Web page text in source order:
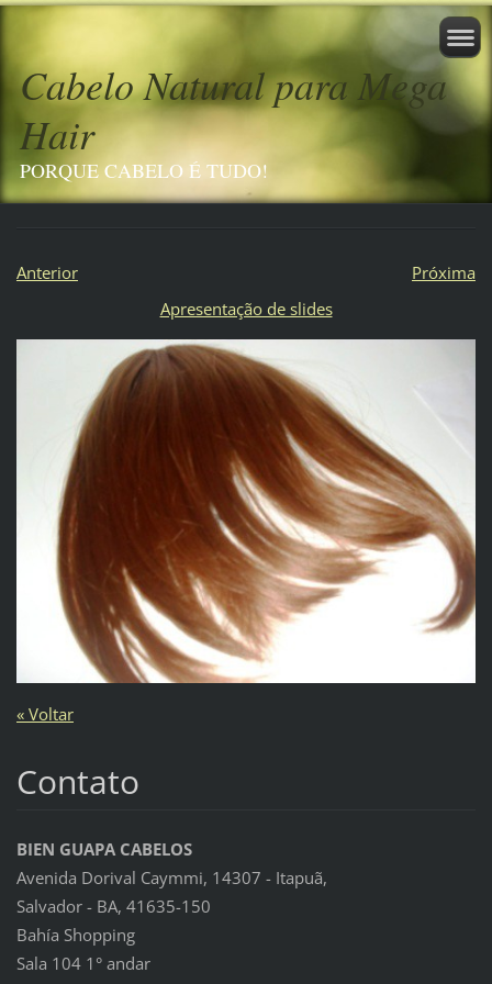
Cabelo Natural para Mega
Hair
PORQUE CABELO É TUDO!
Anterior
Próxima
Apresentação de slides
« Voltar
Contato
BIEN GUAPA CABELOS
Avenida Dorival Caymmi, 14307 - Itapuã,
Salvador - BA, 41635-150
Bahía Shopping
Sala 104 1° andar